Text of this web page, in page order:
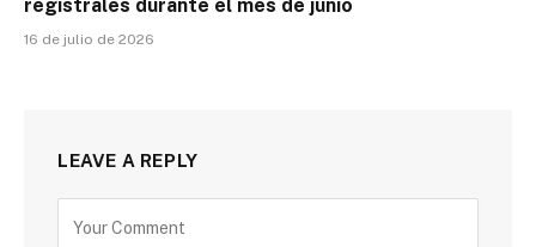
registrales durante el mes de junio
16 de julio de 2026
LEAVE A REPLY